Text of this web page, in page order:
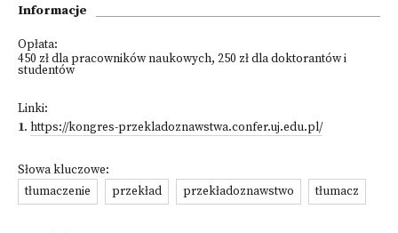
Informacje
Opłata:
450 zł dla pracowników naukowych, 250 zł dla doktorantów i
studentów
Linki:
1. https://kongres-przekladoznawstwa.confer.uj.edu.pl/
Słowa kluczowe:
tłumaczenie
przekład przekładoznawstwo tłumacz